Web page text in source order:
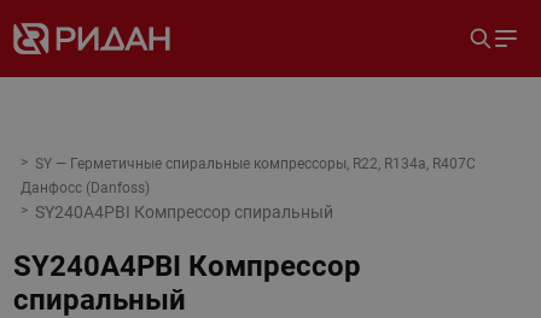
SY — Герметичные спиральные компрессоры, R22, R134a, R407C
Данфосс (Danfoss)
SY240A4PBI Компрессор спиральный
SY240A4PBI Компрессор
спиральный